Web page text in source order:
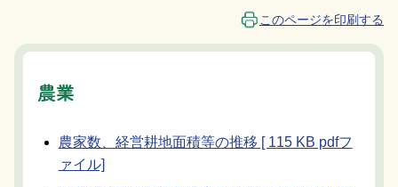
このページを印刷する
農業
農家数、経営耕地面積等の推移 [ 115 KB pdfフ
ァイル]